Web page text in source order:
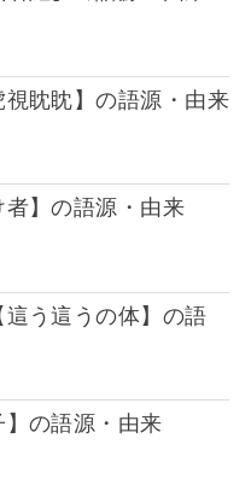
眈眈】の語源・由来
】の語源・由来
う這うの体】の語
の語源・由来